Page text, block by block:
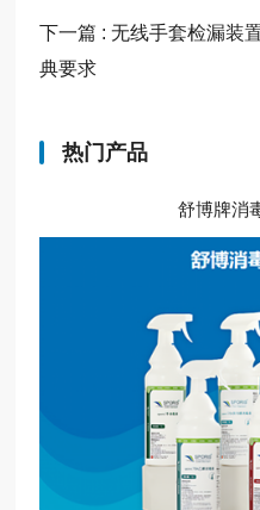
下一篇 : 无线手套检漏装
典要求
热门产品
舒博牌消